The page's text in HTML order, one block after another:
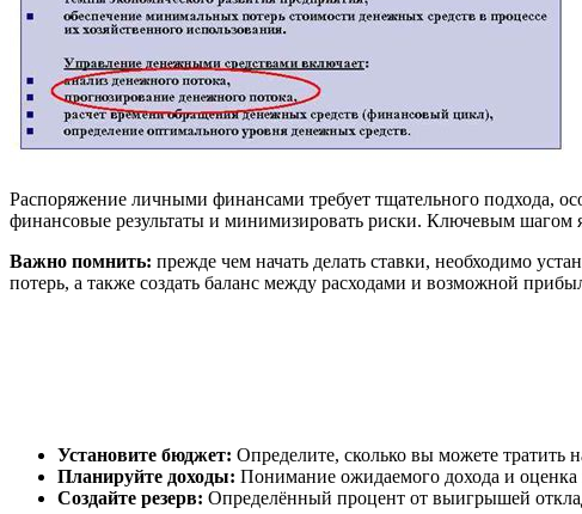
Распоряжение личными финансами требует тщательного подхода,
финансовые результаты и минимизировать риски. Ключевым шагом
Важно помнить: прежде чем начать делать ставки, необходимо
потерь, а также создать баланс между расходами и возможной
Установите бюджет: Определите, сколько вы можете тратить
Планируйте доходы: Понимание ожидаемого дохода и
Создайте резерв: Определённый процент от выигрышей